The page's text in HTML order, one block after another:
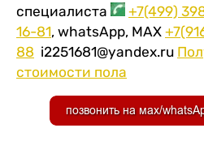
специалиста
+7(499)
16-81, whatsApp, МАХ
88 i2251681@yandex.ru
стоимости пола